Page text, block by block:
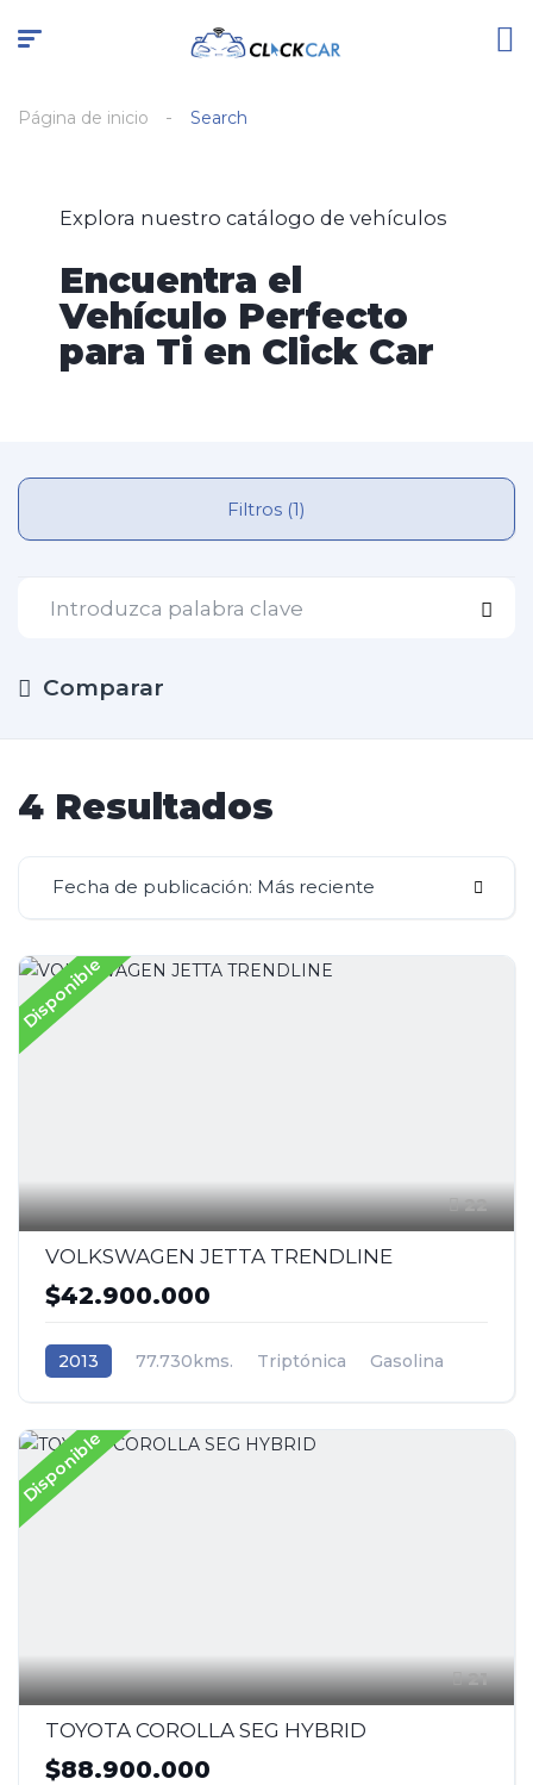
Página de inicio Search
Explora nuestro catálogo de vehículos
Encuentra el
Vehículo Perfecto
para Ti en Click Car
Filtros (1)
Comparar
4 Resultados
Fecha de publicación: Más reciente
Disponible
22
VOLKSWAGEN JETTA TRENDLINE
$42.900.000
2013 77.730kms. Triptónica
Gasolina
Disponible
21
TOYOTA COROLLA SEG HYBRID
$88.900.000